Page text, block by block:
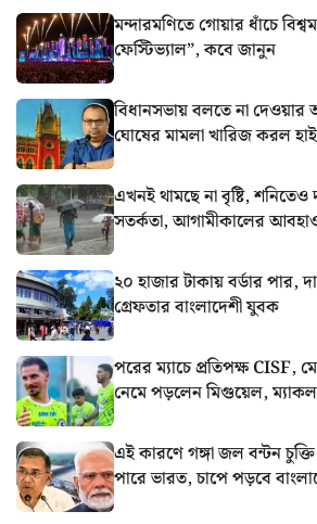
মন্দারমণিতে গোয়ার ধাঁচে
ফেস্টিভ্যাল”, কবে জানুন
বিধানসভায় বলতে না
ঘোষের মামলা খারিজ করল
এখনই থামছে না বৃষ্টি,
সতর্কতা, আগামীকালের
২০ হাজার টাকায় বর্ডার পার,
গ্রেফতার বাংলাদেশী যুবক
পরের ম্যাচে প্রতিপক্ষ CISF,
নেমে পড়লেন মিগুয়েল,
এই কারণে গঙ্গা জল বন্টন
পারে ভারত, চাপে পড়বে